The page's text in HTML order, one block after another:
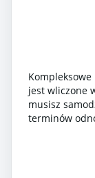
Kompleksowe
jest wliczone
musisz
terminów